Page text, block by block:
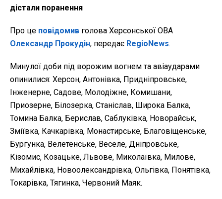
дістали поранення
Про це повідомив голова Херсонської ОВА
Олександр Прокудін, передає RegioNews.
Минулої доби під ворожим вогнем та авіаударами
опинилися: Херсон, Антонівка, Придніпровське,
Інженерне, Садове, Молодіжне, Комишани,
Приозерне, Білозерка, Станіслав, Широка Балка,
Томина Балка, Берислав, Саблуківка, Новорайськ,
Зміївка, Качкарівка, Монастирське, Благовіщенське,
Бургунка, Велетенське, Веселе, Дніпровське,
Кізомис, Козацьке, Львове, Миколаївка, Милове,
Михайлівка, Новоолександрівка, Ольгівка, Понятівка,
Токарівка, Тягинка, Червоний Маяк.